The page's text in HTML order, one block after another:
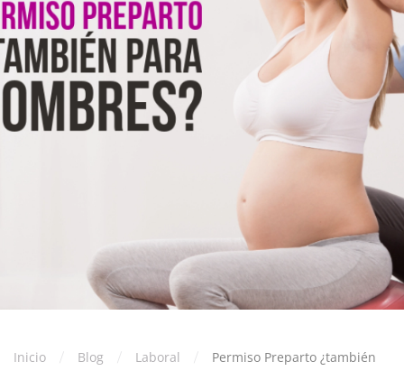
Inicio Blog Laboral
Permiso Preparto ¿también